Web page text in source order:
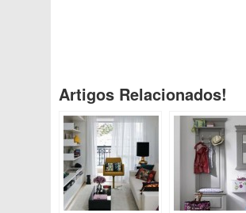
Artigos Relacionados!